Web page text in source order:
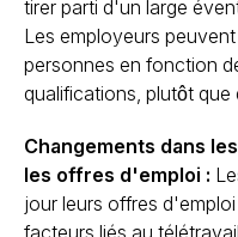
tirer parti d'un large
Les employeurs
personnes en fonction
qualifications, plutôt que
Changements dans
les offres d'emploi :
jour leurs offres
facteurs liés au